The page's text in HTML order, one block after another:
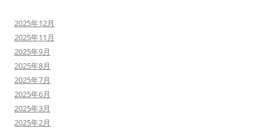
2025年12月
2025年11月
2025年9月
2025年8月
2025年7月
2025年6月
2025年3月
2025年2月